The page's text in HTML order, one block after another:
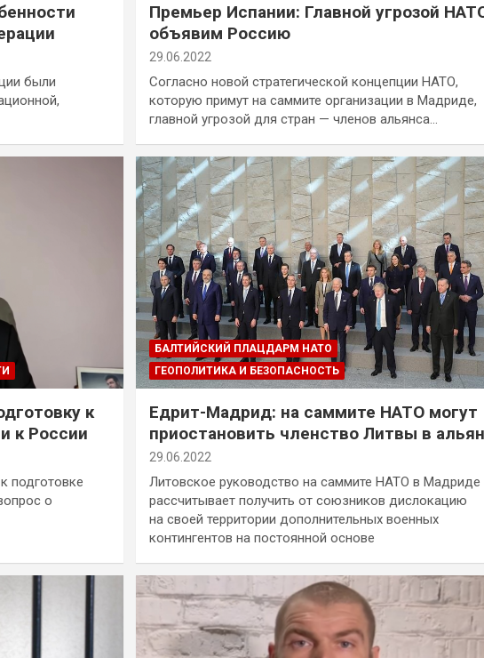
были
Премьер Испании: Главной угрозой
объявим Россию
29.06.2022
Согласно новой стратегической концепции НАТО,
которую примут на саммите организации в Мадриде,
главной угрозой для стран — членов альянса…
к
к России
подготовке
о
БАЛТИЙСКИЙ ПЛАЦДАРМ НАТО
ГЕОПОЛИТИКА И БЕЗОПАСНОСТЬ
Едрит-Мадрид: на саммите НАТО могут
приостановить членство Литвы в
29.06.2022
Литовское руководство на саммите НАТО в Мадриде
рассчитывает получить от союзников дислокацию
на своей территории дополнительных военных
контингентов на постоянной основе